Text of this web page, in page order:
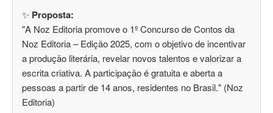
✨ Proposta:
"A Noz Editoria promove o 1º Concurso de Contos da
Noz Editoria – Edição 2025, com o objetivo de incentivar
a produção literária, revelar novos talentos e valorizar a
escrita criativa. A participação é gratuita e aberta a
pessoas a partir de 14 anos, residentes no Brasil." (Noz
Editoria)